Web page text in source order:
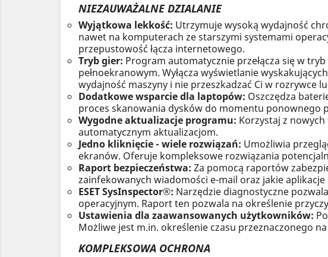
NIEZAUWAŻALNE DZIALANIE
Wyjątkowa lekkość: Utrzymuje wysoką wydajność
nawet na komputerach ze starszymi systemami
przepustowość łącza internetowego.
Tryb gier: Program automatycznie przełącza się w
pełnoekranowym. Wyłącza wyświetlanie
wydajność maszyny i nie przeszkadzać Ci w rozrywce
Dodatkowe wsparcie dla laptopów: Oszczędza
proces skanowania dysków do momentu ponownego
Wygodne aktualizacje programu: Korzystaj z
automatycznym aktualizacjom.
Jedno kliknięcie - wiele rozwiązań: Umożliwia
ekranów. Oferuje kompleksowe rozwiązania
Raport bezpieczeństwa: Za pomocą raportów
zainfekowanych wiadomości e-mail oraz jakie
ESET SysInspector®: Narzędzie diagnostyczne
operacyjnym. Raport ten pozwala na określenie
Ustawienia dla zaawansowanych użytkowników:
Możliwe jest m.in. określenie czasu przeznaczonego
KOMPLEKSOWA OCHRONA